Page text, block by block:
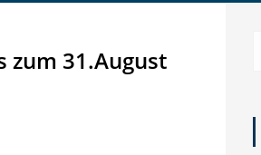
zum 31.August